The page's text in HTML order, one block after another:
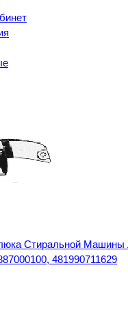
Стиральной Машины
481990711629